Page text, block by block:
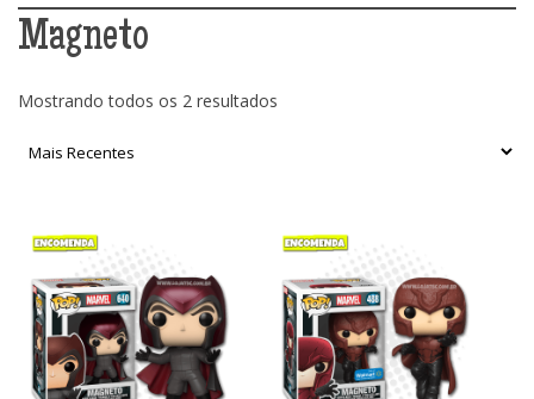
Magneto
Mostrando todos os 2 resultados